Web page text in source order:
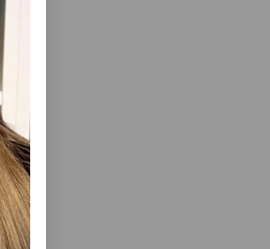
ХРУСТЯЩИЕ ПОДУШЕЧКИ ДЛЯ КОШЕК С
ЕЖЕДНЕВНОГО УХОДА ЗА ПИТОМЦЕМ